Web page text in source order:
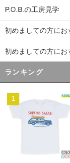
P.O.B.の工房見学
初めましての方にお
初めましての方にお
ランキング
1